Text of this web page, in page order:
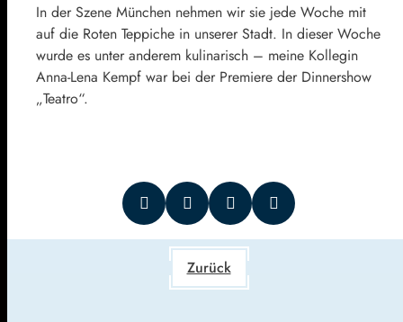
In der Szene München nehmen wir sie jede Woche mit
auf die Roten Teppiche in unserer Stadt. In dieser Woche
wurde es unter anderem kulinarisch – meine Kollegin
Anna-Lena Kempf war bei der Premiere der Dinnershow
„Teatro“.
Zurück